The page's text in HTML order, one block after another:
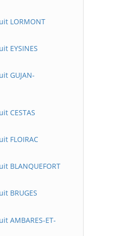
LORMONT
EYSINES
GUJAN-
CESTAS
FLOIRAC
BLANQUEFORT
BRUGES
AMBARES-ET-